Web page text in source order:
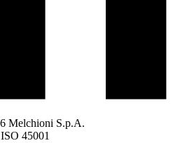
Melchioni S.p.A.